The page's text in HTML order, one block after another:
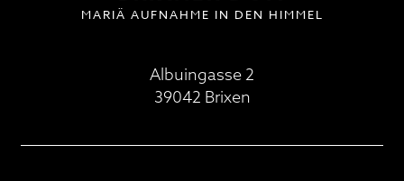
MARIÄ AUFNAHME IN DEN HIMMEL
Albuingasse 2
39042 Brixen